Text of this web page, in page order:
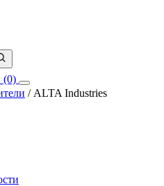
(0)
/ ALTA Industries